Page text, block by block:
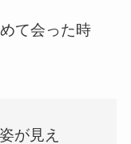
て会った時
が見え